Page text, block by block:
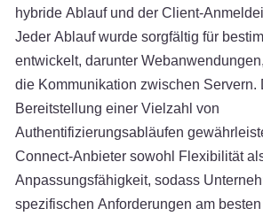
hybride Ablauf und der Client-
Jeder Ablauf wurde sorgfältig für
entwickelt, darunter
die Kommunikation zwischen Servern.
Bereitstellung einer Vielzahl von
Authentifizierungsabläufen
Connect-Anbieter sowohl Flexibilität
Anpassungsfähigkeit, sodass
spezifischen Anforderungen am